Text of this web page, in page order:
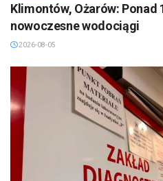
Klimontów, Ożarów: Ponad
nowoczesne wodociągi
2026-08-05